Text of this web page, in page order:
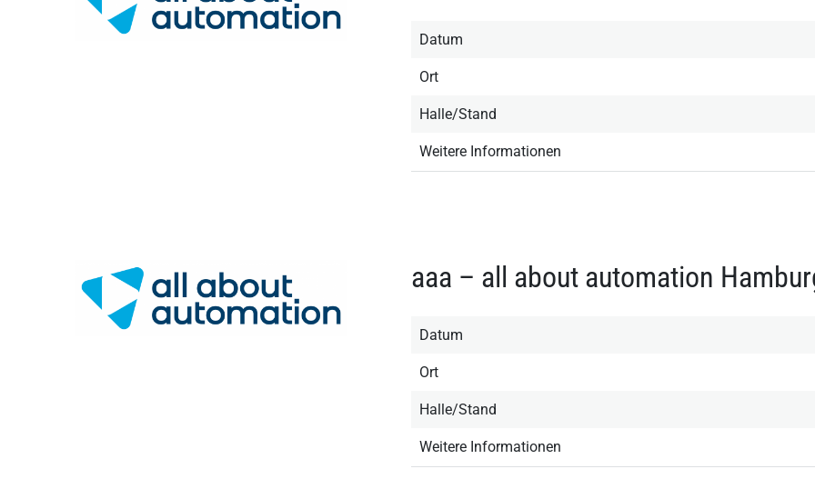
Datum
Ort
Halle/Stand
Weitere Informationen
aaa – all about automation
Datum
Ort
Halle/Stand
Weitere Informationen